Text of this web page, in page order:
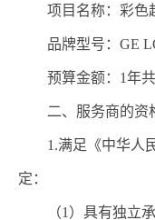
项目名称： 彩色
品牌型号： GE
预算金额 ： 1年共
二、 服务商的资
1.满足《中华人
定：
（1 ）具有独立